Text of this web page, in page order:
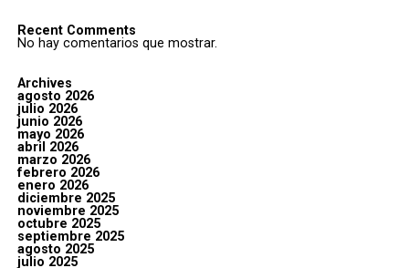
Recent Comments
No hay comentarios que mostrar.
Archives
agosto 2026
julio 2026
junio 2026
mayo 2026
abril 2026
marzo 2026
febrero 2026
enero 2026
diciembre 2025
noviembre 2025
octubre 2025
septiembre 2025
agosto 2025
julio 2025